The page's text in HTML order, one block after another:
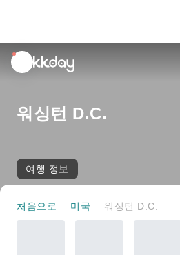
unread
notifications
워싱턴 D.C.
여행 정보
처음으로 미국 워싱턴 D.C.